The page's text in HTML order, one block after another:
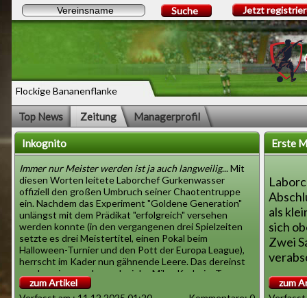
Flockige Bananenflanke
Suche Jetzt
Top News Zeitung Managerprofil
Inkognito
Immer nur Meister werden ist ja auch langweilig... Mit
diesen Worten leitete Laborchef Gurkenwasser
offiziell den großen Umbruch seiner Chaotentruppe
ein. Nachdem das Experiment "Goldene Generation"
unlängst mit dem Prädikat "erfolgreich" versehen
werden konnte (in den vergangenen drei Spielzeiten
setzte es drei Meistertitel, einen Pokal beim
Halloween-Turnier und den Pott der Europa League),
herrscht im Kader nun gähnende Leere. Das dereinst
um den eigenen Jugendspieler Milan Kerbr im Tor
aufgebaute Team geht geschlossen in Rente und
zum Artikel
Erste
als
sich
Zwei
1.ABC
2.
zum